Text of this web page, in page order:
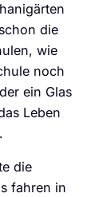
die
wie
noch
ein Glas
Leben
die
fahren in